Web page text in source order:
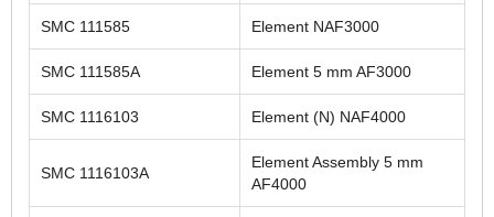
SMC 111585 Element NAF3000
SMC 111585A Element 5 mm AF3000
SMC 1116103 Element (N) NAF4000
SMC 1116103A
Element Assembly 5 mm
AF4000